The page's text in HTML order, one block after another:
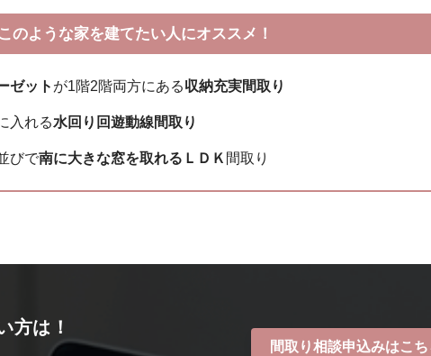
このような家を建てたい人にオススメ！
ゼット が1階2階両方にある収納充実間取り
入れる水回り回遊動線間取り
びで南に大きな窓を取れるＬＤＫ 間取り
方は！
間取り相談申込みはこち